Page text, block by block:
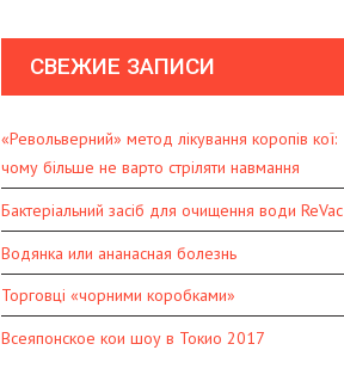
СВЕЖИЕ ЗАПИСИ
«Револьверний» метод лікування коропів кої:
чому більше не варто стріляти навмання
Бактеріальний засіб для очищення води ReVac
Водянка или ананасная болезнь
Торговці «чорними коробками»
Всеяпонское кои шоу в Токио 2017